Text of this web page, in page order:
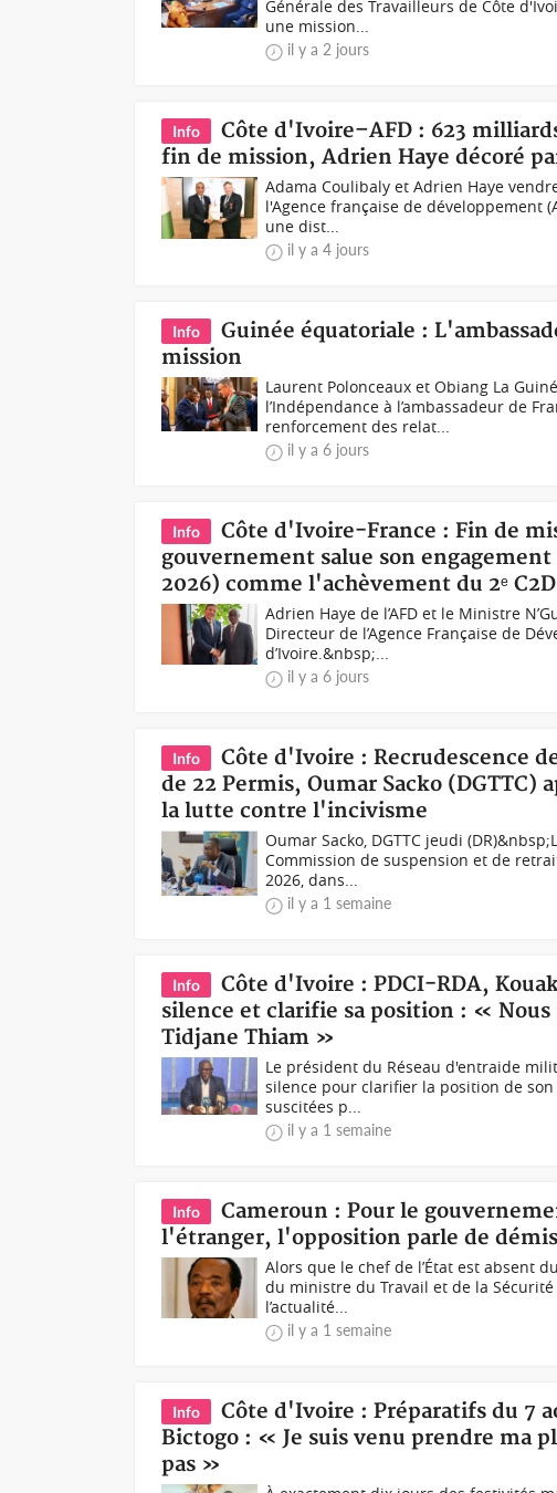
Générale des Travailleurs de Côte
une mission...
il y a 2 jours
Info
Côte d'Ivoire–AFD : 623
fin de mission, Adrien Haye décoré
Adama Coulibaly et Adrien Haye
l'Agence française de développement
une dist...
il y a 4 jours
Info
Guinée équatoriale :
mission
Laurent Polonceaux et Obiang La
l’Indépendance à l’ambassadeur de
renforcement des relat...
il y a 6 jours
Info
Côte d'Ivoire-France : Fin de
gouvernement salue son
2026) comme l'achèvement du 2ᵉ C2D
Adrien Haye de l’AFD et le Ministre
Directeur de l’Agence Française de
d’Ivoire.&nbsp;...
il y a 6 jours
Info
Côte d'Ivoire : Recrudescence
de 22 Permis, Oumar Sacko
la lutte contre l'incivisme
Oumar Sacko, DGTTC jeudi
Commission de suspension et de
2026, dans...
il y a 1 semaine
Info
Côte d'Ivoire : PDCI-RDA,
silence et clarifie sa position : « Nous
Tidjane Thiam »
Le président du Réseau d'entraide
silence pour clarifier la position de
suscitées p...
il y a 1 semaine
Info
Cameroun : Pour le
l'étranger, l'opposition parle de
Alors que le chef de l’État est absent
du ministre du Travail et de la
l’actualité...
il y a 1 semaine
Info
Côte d'Ivoire : Préparatifs du 7
Bictogo : « Je suis venu prendre ma
pas »